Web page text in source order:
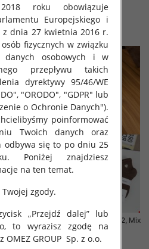
6.00 zł
szczegóły
Skarpety damskie Roz 35-42, Mix
kolor Paczka 40 szt
roku obowiązuje
Europejskiego i
z dnia 27 kwietnia 2016 r.
fizycznych w związku
danych osobowych i w
przepływu takich
dyrektywy 95/46/WE
"ORODO", "GDPR" lub
o Ochronie Danych").
poinformować
Twoich danych oraz
odbywa się to po dniu 25
Poniżej znajdziesz
na ten temat.
zgody.
„Przejdź dalej” lub
to wyrazisz zgodę na
GROUP Sp. z o.o.